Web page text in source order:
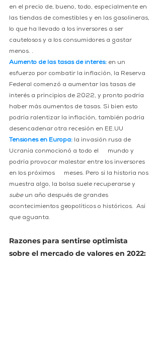
en el precio de, bueno, todo, especialmente en
las tiendas de comestibles y en las gasolineras,
lo que ha llevado a los inversores a ser
cautelosos y a los consumidores a gastar
menos. .
Aumento de las tasas de interés: en un
esfuerzo por combatir la inflación, la Reserva
Federal comenzó a aumentar las tasas de
interés a principios de 2022, y pronto podría
haber más aumentos de tasas. Si bien esto
podría ralentizar la inflación, también podría
desencadenar otra recesión en EE.UU
Tensiones en Europa: la invasión rusa de
Ucrania conmocionó a todo el      mundo y
podría provocar malestar entre los inversores
en los próximos      meses. Pero si la historia nos
muestra algo, la bolsa suele recuperarse y
sube un año después de grandes
acontecimientos geopolíticos o históricos.  Así
que aguanta.
Razones para sentirse optimista
sobre el mercado de valores en 2022: